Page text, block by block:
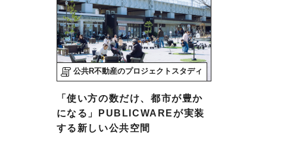
公共R不動産のプロジェクトスタディ
「使い方の数だけ、都市が豊か
になる」PUBLICWAREが実装
する新しい公共空間